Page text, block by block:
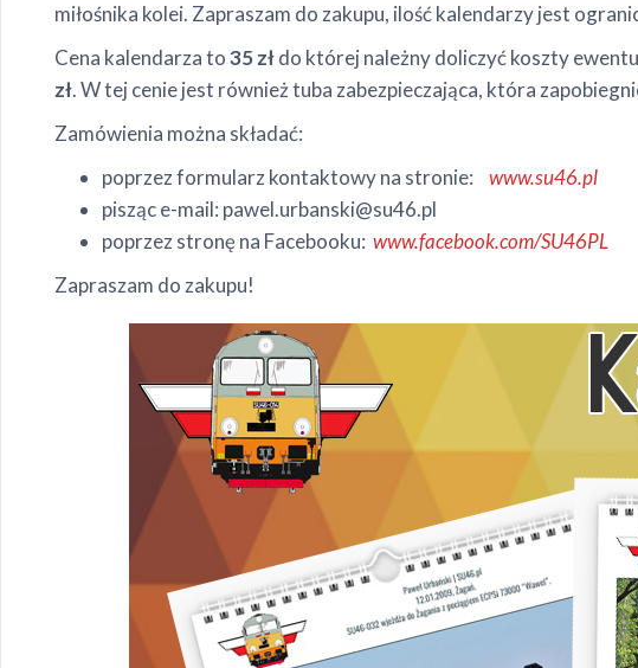
miłośnika kolei. Zapraszam do zakupu, ilość kalendarzy jest
Cena kalendarza to35 złdo której należny doliczyć koszty
zł. W tej cenie jest również tuba zabezpieczająca, która
Zamówienia można składać:
poprzez formularz kontaktowy na stronie:
www.su46.pl
pisząc e-mail: pawel.urbanski@su46.pl
poprzez stronę na Facebooku: www.facebook.com/SU46PL
Zapraszam do zakupu!